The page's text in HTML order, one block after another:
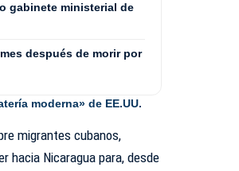
gabinete ministerial de
después de morir por
moderna» de EE.UU.
migrantes cubanos,
hacia Nicaragua para, desde